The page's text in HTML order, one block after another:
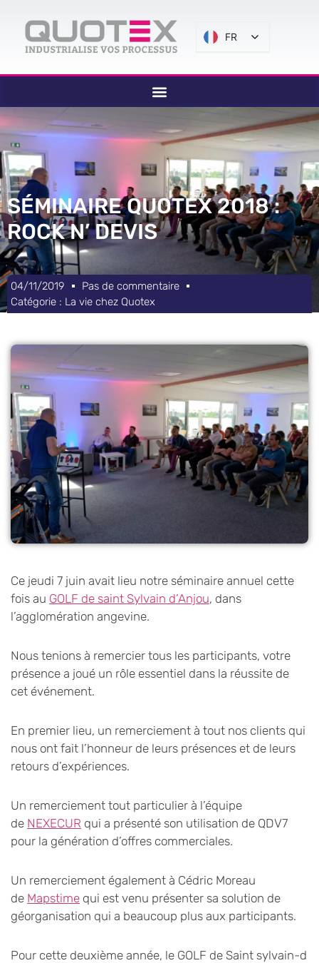
FR
SÉMINAIRE QUOTEX 2018 :
ROCK N’ DEVIS
04/11/2019
Pas de commentaire
Catégorie : La vie chez Quotex
Ce jeudi 7 juin avait lieu notre séminaire annuel cette
fois au GOLF de saint Sylvain d’Anjou, dans
l’agglomération angevine.
Nous tenions à remercier tous les participants, votre
présence a joué un rôle essentiel dans la réussite de
cet événement.
En premier lieu, un remerciement à tout nos clients qui
nous ont fait l’honneur de leurs présences et de leurs
retours d’expériences.
Un remerciement tout particulier à l’équipe
de NEXECUR qui a présenté son utilisation de QDV7
pour la génération d’offres commerciales.
Un remerciement également à Cédric Moreau
de Mapstime qui est venu présenter sa solution de
géorganisation qui a beaucoup plus aux participants.
Pour cette deuxième année, le GOLF de Saint sylvain-d